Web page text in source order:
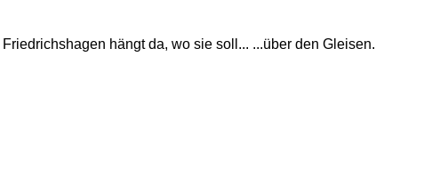
hängt da, wo sie soll... ...über den Gleisen.